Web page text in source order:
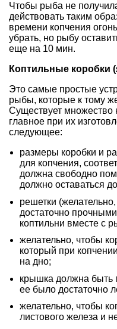
Чтобы рыба не
действовать таким
времени копчения
убрать, но рыбу
еще на 10 мин.
Коптильные коробки
Это самые простые
рыбы, которые к тому
Существует множество
главное при их
следующее:
размеры коробки и
для копчения,
должна свободно
должно оставаться
решетки
достаточно
коптильни вместе с
желательно, чтобы
который при
на дно;
крышка должна быть
ее было достаточно
желательно, чтобы
листового железа и